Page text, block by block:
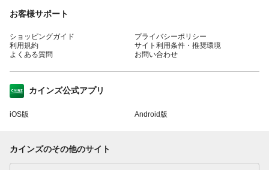
お客様サポート
ショッピングガイド
利用規約
よくある質問
プライバシーポリシー
サイト利用条件・推奨環境
お問い合わせ
カインズ公式アプリ
iOS版 Android版
カインズのその他のサイト